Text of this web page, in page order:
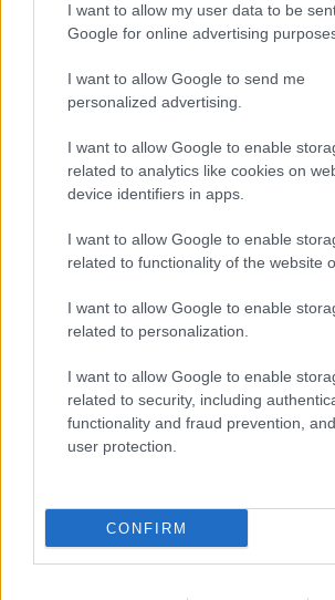
I want to allow my user data to be
Google for online advertising
I want to allow Google to send me
personalized advertising.
I want to allow Google to enable
related to analytics like cookies on
device identifiers in apps.
I want to allow Google to enable
related to functionality of the website
I want to allow Google to enable
related to personalization.
I want to allow Google to enable
related to security, including
functionality and fraud prevention,
user protection.
CONFIRM
Miur Istruzione
Editore: Sergio De Napoli
Via De Liguori, 17 - Bari
P.IVA: 07032730728
Chi siamo
Redazione e Contatti